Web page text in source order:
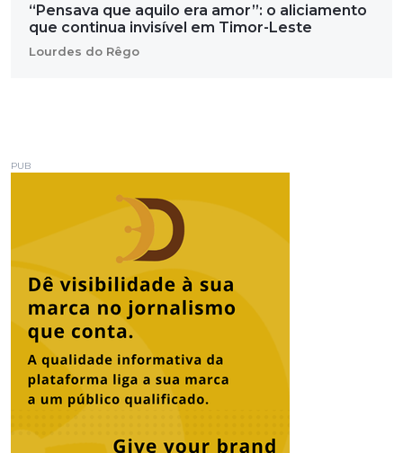
“Pensava que aquilo era amor”: o aliciamento
que continua invisível em Timor-Leste
Lourdes do Rêgo
PUB